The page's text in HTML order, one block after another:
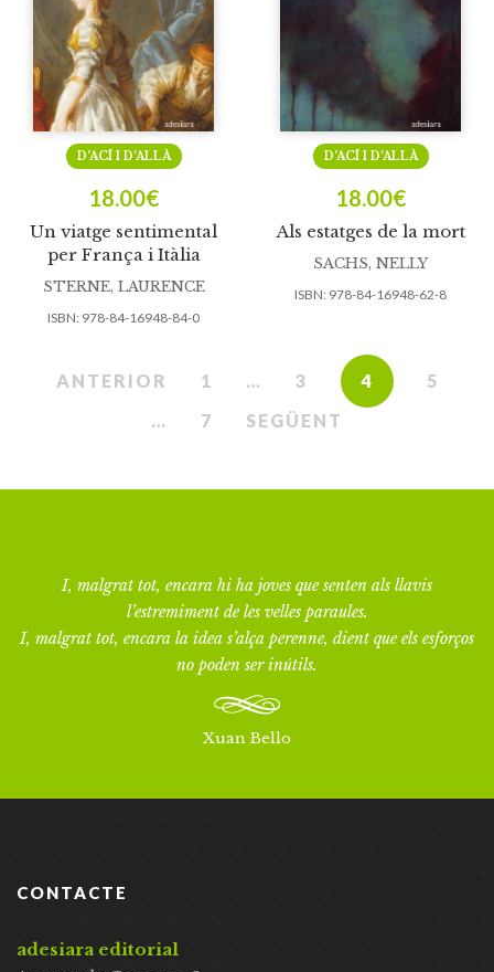
Un viatge sentimental
per França i Itàlia
D’ACÍ I D’ALLÀ
18.00€
STERNE, LAURENCE
ISBN: 978-84-16948-84-0
Als estatges de la mort
D’ACÍ I D’ALLÀ
18.00€
SACHS, NELLY
ISBN: 978-84-16948-62-8
ANTERIOR 1 … 3 4
5
…
7 SEGÜENT
I, malgrat tot, encara hi ha joves que senten als llavis
l’estremiment de les velles paraules.
I, malgrat tot, encara la idea s’alça perenne, dient que els esforços
no poden ser inútils.
Xuan Bello
CONTACTE
adesiara editorial